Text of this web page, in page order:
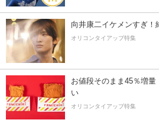
向井康二イケメンすぎ！
オリコンタイアップ特集
お値段そのまま45％増
い
オリコンタイアップ特集